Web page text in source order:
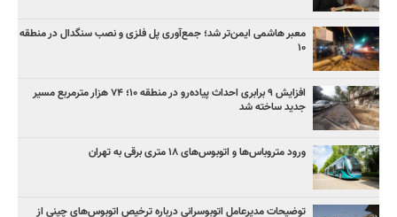
معبر هاشمی ایمن‌تر شد؛ جمع‌آوری پل فلزی و نصب سنگدال در منطقه
۱۰
افزایش ۹ برابری احداث پیاده‌رو در منطقه ۱۰؛ ۷۴ هزار مترمربع مسیر
جدید ساخته شد
ورود متروباس‌ها و اتوبوس‌های ۱۸ متری برقی به تهران
توضیحات مدیرعامل اتوبوسرانی درباره ترخیص اتوبوس‌های چینی از